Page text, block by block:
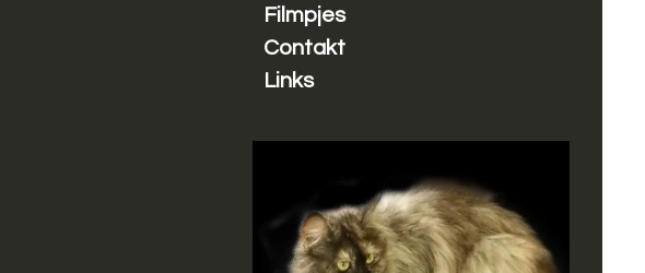
Filmpjes
Contakt
Links